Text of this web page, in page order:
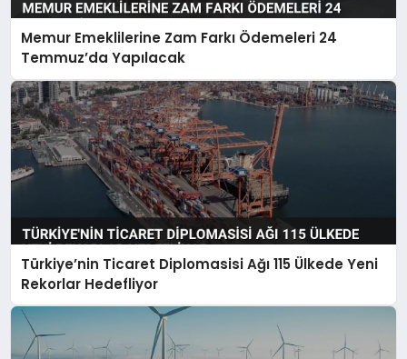
Memur Emeklilerine Zam Farkı Ödemeleri 24
Temmuz’da Yapılacak
Türkiye’nin Ticaret Diplomasisi Ağı 115 Ülkede Yeni
Rekorlar Hedefliyor